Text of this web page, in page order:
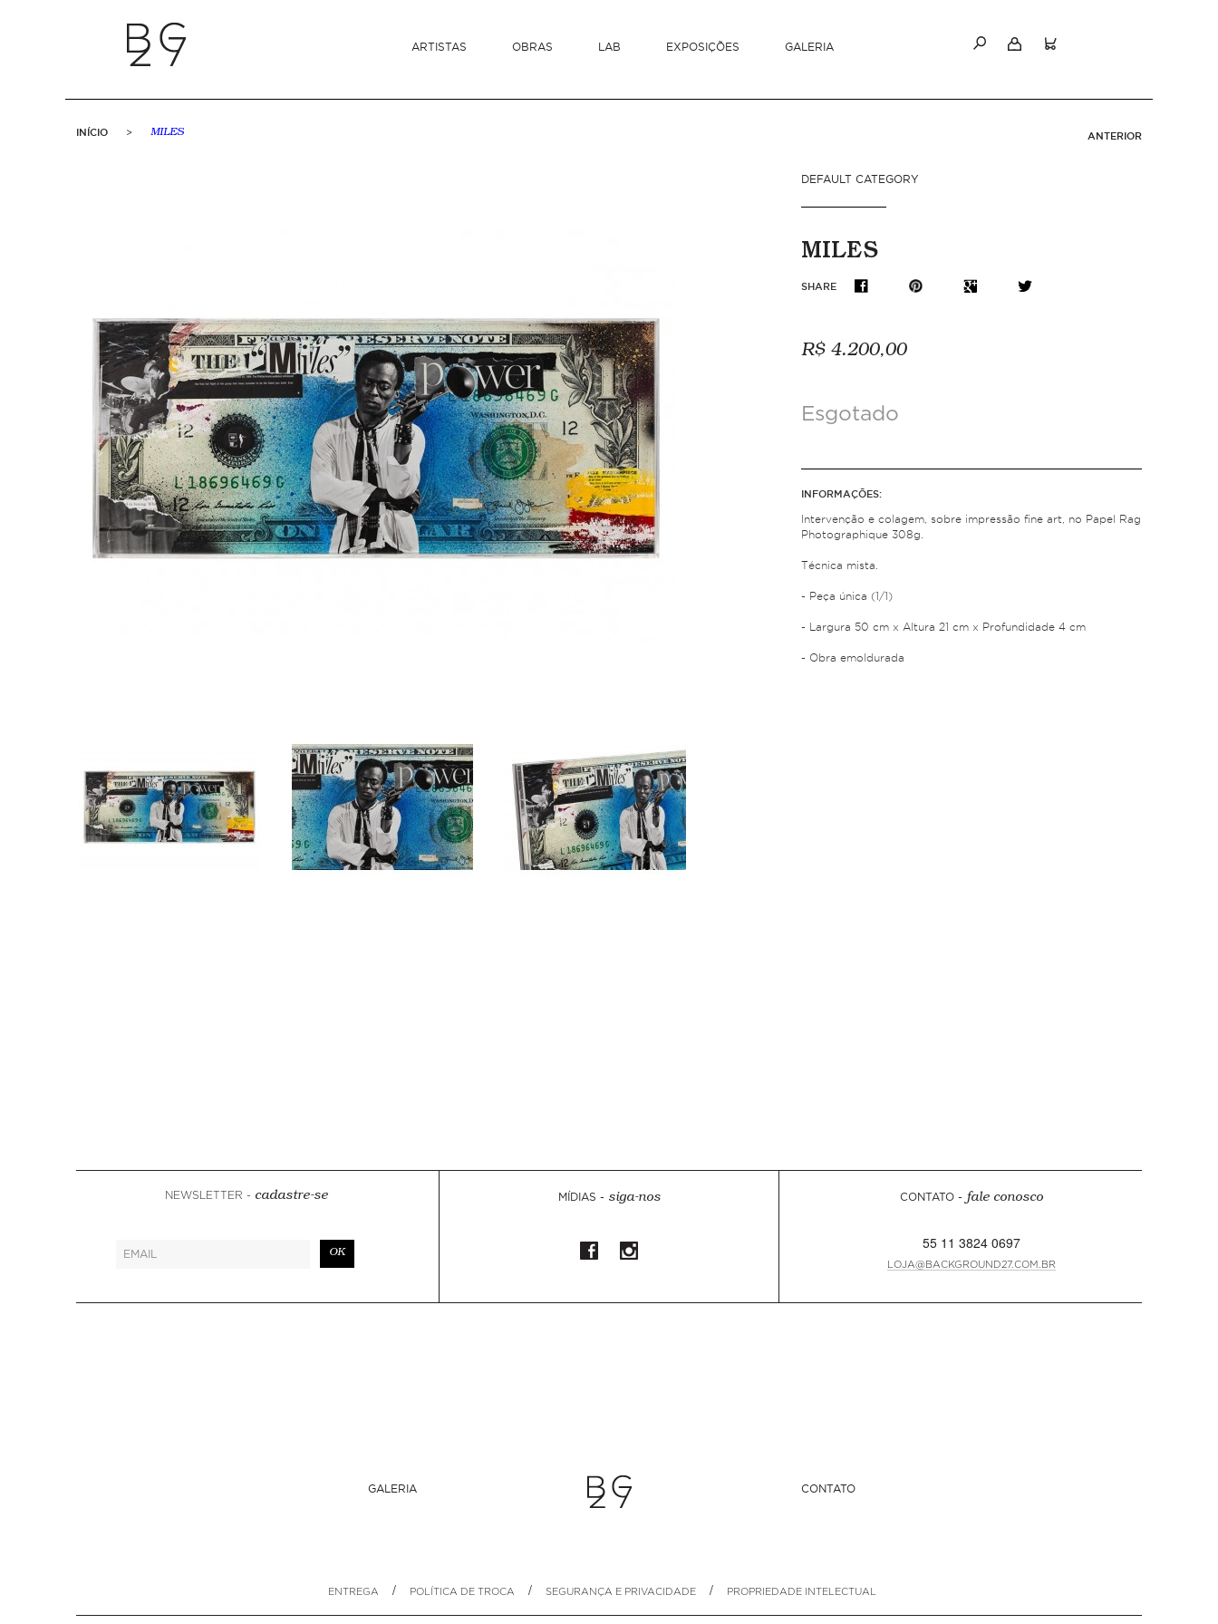
ARTISTAS OBRAS LAB EXPOSIÇÕES GALERIA
INÍCIO > MILES ANTERIOR
DEFAULT CATEGORY
MILES
SHARE
R$ 4.200,00
Esgotado
INFORMAÇÕES:
Intervenção e colagem, sobre impressão fine art, no Papel Rag
Photographique 308g.
Técnica mista.
- Peça única (1/1)
- Largura 50 cm x Altura 21 cm x Profundidade 4 cm
- Obra emoldurada
NEWSLETTER - cadastre-se
OK
MÍDIAS - siga-nos CONTATO - fale conosco
55 11 3824 0697
LOJA@BACKGROUND27.COM.BR
GALERIA CONTATO
ENTREGA / POLÍTICA DE TROCA / SEGURANÇA E PRIVACIDADE / PROPRIEDADE INTELECTUAL